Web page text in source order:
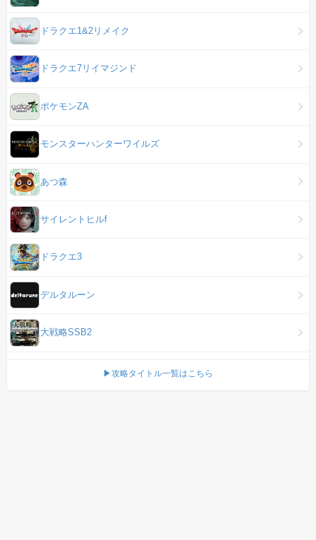
ドラクエ1&2リメイク
ドラクエ7リイマジンド
ポケモンZA
モンスターハンターワイルズ
あつ森
サイレントヒルf
ドラクエ3
デルタルーン
大戦略SSB2
▶攻略タイトル一覧はこちら